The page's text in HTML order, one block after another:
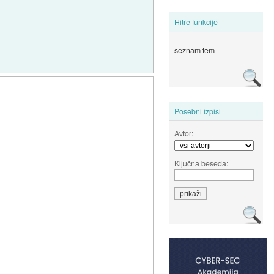
Hitre funkcije
seznam tem
Posebni izpisi
Avtor:
Ključna beseda: